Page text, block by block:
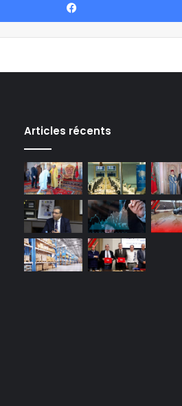
Articles récents